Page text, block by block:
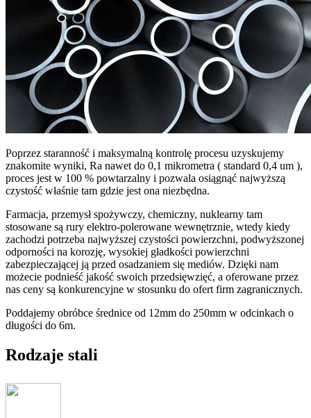
Poprzez staranność i maksymalną kontrolę procesu uzyskujemy
znakomite wyniki, Ra nawet do 0,1 mikrometra ( standard 0,4 um ),
proces jest w 100 % powtarzalny i pozwala osiągnąć najwyższą
czystość właśnie tam gdzie jest ona niezbędna.
Farmacja, przemysł spożywczy, chemiczny, nuklearny tam
stosowane są rury elektro-polerowane wewnętrznie, wtedy kiedy
zachodzi potrzeba najwyższej czystości powierzchni, podwyższonej
odporności na korozję, wysokiej gładkości powierzchni
zabezpieczającej ją przed osadzaniem się mediów. Dzięki nam
możecie podnieść jakość swoich przedsięwzięć, a oferowane przez
nas ceny są konkurencyjne w stosunku do ofert firm zagranicznych.
Poddajemy obróbce średnice od 12mm do 250mm w odcinkach o
długości do 6m.
Rodzaje stali